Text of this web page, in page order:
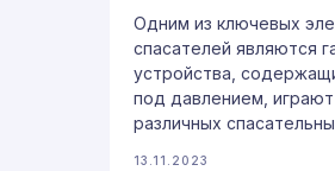
Одним из ключевых
спасателей являются
устройства,
под давлением,
различных
13.11.2023